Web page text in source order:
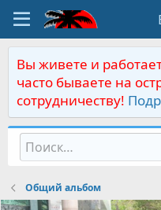
Вы живете и
часто бываете на
сотрудничеству!
Общий альбом